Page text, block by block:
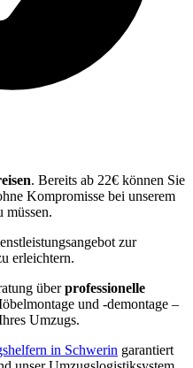
. Bereits ab 22€ können Sie
Kompromisse bei unserem
müssen.
zur
erleichtern.
überprofessionelle
und -demontage –
Umzugs.
in Schwerin garantiert